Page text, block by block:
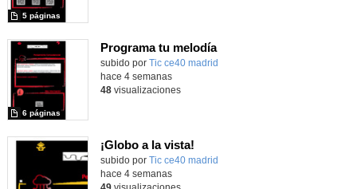
5 páginas
Programa tu melodía
subido por Tic ce40 madrid
6 páginas
hace 4 semanas
48visualizaciones
¡Globo a la vista!
subido por Tic ce40 madrid
hace 4 semanas